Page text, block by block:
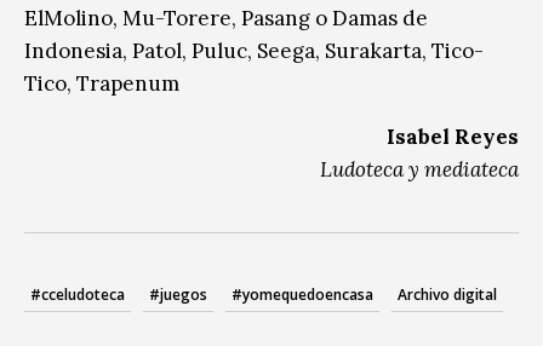
ElMolino, Mu-Torere, Pasang o Damas de
Indonesia, Patol, Puluc, Seega, Surakarta, Tico-
Tico, Trapenum
Isabel Reyes
Ludoteca y mediateca
#cceludoteca #juegos #yomequedoencasa Archivo digital